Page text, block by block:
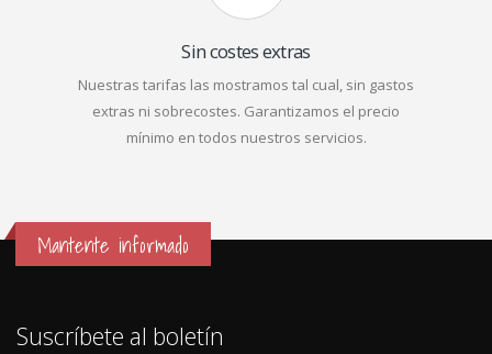
Sin costes extras
Nuestras tarifas las mostramos tal cual, sin gastos
extras ni sobrecostes. Garantizamos el precio
mínimo en todos nuestros servicios.
Mantente informado
Suscríbete al boletín